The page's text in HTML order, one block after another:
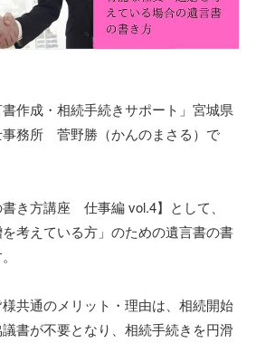
作成・相続手続きサポート」宮城県
事務所 菅野勝（かんのまさる）で
き方講座 仕事編 vol.4】として、
を考えている方」のための遺言書の書
共通のメリット・理由は、相続開始
書が不要となり、相続手続きを円滑